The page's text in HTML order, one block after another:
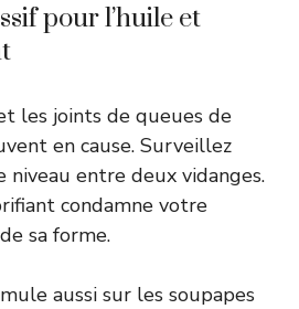
pour l’huile et
les joints de queues de
en cause. Surveillez
entre deux vidanges.
condamne votre
sa forme.
aussi sur les soupapes